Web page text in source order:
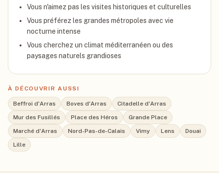
Vous n'aimez pas les visites historiques et culturelles
Vous préférez les grandes métropoles avec vie
nocturne intense
Vous cherchez un climat méditerranéen ou des
paysages naturels grandioses
À DÉCOUVRIR AUSSI
Beffroi d'Arras Boves d'Arras
Citadelle d'Arras
Mur des Fusillés
Place des Héros
Grande Place
Marché d'Arras
Nord-Pas-de-Calais Vimy Lens
Douai
Lille